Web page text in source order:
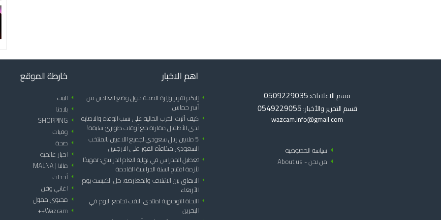
قسم الاعلانات: 0509229035
قسم التحرير والأخبار: 0549229055
wazcam.info@gmail.com
arrow_left سياسة الخصوصية
arrow_left من نحن - About us
اهم الاخبار
arrow_left إليكم تقرير وزارة الصحة حول وضع العائدين من
أسر حماس
arrow_left كيف أثرت الحرب الحالية على نسب الوفاة والاصابة
لدى الأطفال مقارنة مع أوقات طوارئ سابقة!
arrow_left 5 ملايين ريال سعودي لجميع اللاعبين بالمنتخب
السعودي مكافأة الفوز على الارجنتين
arrow_left تعطيل المدراس في نهاية العام الدراسي: تمهيدًا
لأزمة افتتاح السنة الدراسية القادمة
arrow_left الاتفاق بين الائتلاف والمعارضة: حل الكنيست يوم
الأربعاء
arrow_left اللجنة التوجيهية لمنتدى النقب تجتمع اليوم في
البحرين
خارطة الموقع
arrow_left البيت
arrow_left بلادنا
arrow_left
SHOPPING
arrow_left وفيات
arrow_left صحة
arrow_left اخبار عالمية
arrow_left مالنا | MALNA
arrow_leftأحداث
arrow_left اغاني وفن
arrow_left محتوى ممول
arrow_left
Wazcam++